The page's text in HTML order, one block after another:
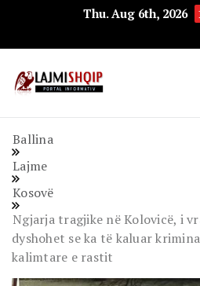
Thu. Aug 6th, 2026
Ballina
Lajme
Kosovë
Ngjarja tragjike në Kolovicë, i
dyshohet se ka të kaluar
kalimtare e rastit